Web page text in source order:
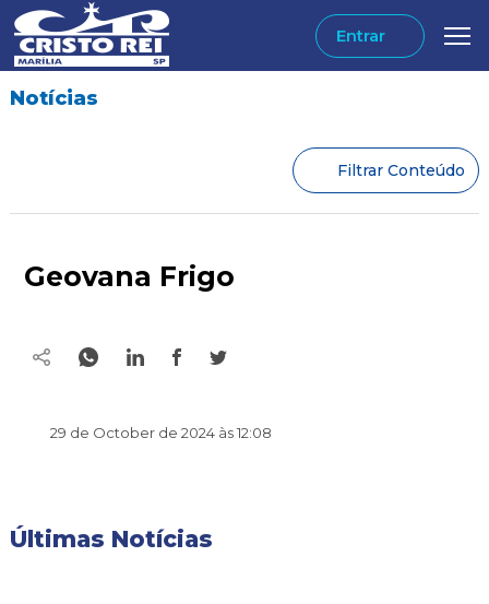
Entrar
Notícias
Filtrar Conteúdo
Geovana Frigo
29 de October de 2024 às 12:08
Últimas Notícias